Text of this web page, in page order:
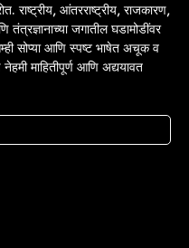
राष्ट्रीय, आंतरराष्ट्रीय, राजकारण,
तंत्रज्ञानाच्या जगातील घडामोडींवर
सोप्या आणि स्पष्ट भाषेत अचूक व
माहितीपूर्ण आणि अद्ययावत